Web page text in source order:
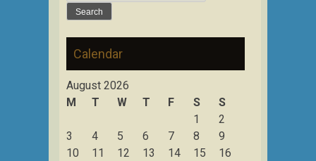
for:
Calendar
August 2026
M
T W T F S
S
1
2
3
4 5 6 7 8
9
10
11 12 13 14 15 16